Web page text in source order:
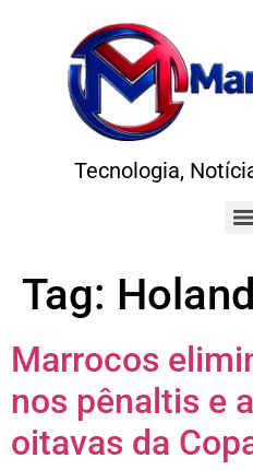
Tecnologia,
Tag:
Marrocos
nos pênaltis e
oitavas da